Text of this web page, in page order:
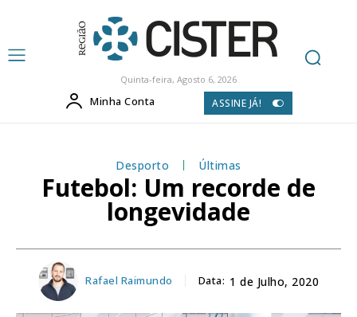
Quinta-feira, Agosto 6, 2026
Minha Conta ASSINE JÁ!
Desporto Últimas
Futebol: Um recorde de
longevidade
Rafael Raimundo Data: 1 de Julho, 2020